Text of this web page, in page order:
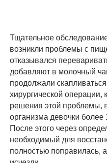
Тщательное
возникли проблемы с
отказывался
добавляют в молочный
продолжали
хирургической операции,
решения этой проблемы,
организма девочки
После этого через
необходимый для
полностью поправилась,